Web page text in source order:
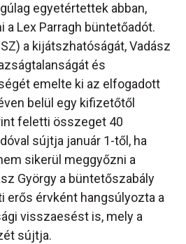
egyetértettek abban,
a Lex Parragh büntetőadót.
a kijátszhatóságát, Vadász
és
emelte ki az elfogadott
belül egy kifizetőtől
feletti összeget 40
sújtja január 1-től, ha
sikerül meggyőzni a
György a büntetőszabály
erős érvként hangsúlyozta a
visszaesést is, mely a
sújtja.